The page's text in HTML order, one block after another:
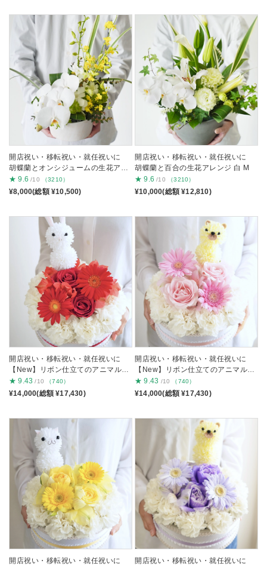
開店祝い・移転祝い・就任祝いに
胡蝶蘭とオンシジュームの生花アレ
ンジ 白 S
★ 9.6 /10 （3210）
¥8,000(総額 ¥10,500)
開店祝い・移転祝い・就任祝いに
胡蝶蘭と百合の生花アレンジ 白 M
★ 9.6 /10 （3210）
¥10,000(総額 ¥12,810)
開店祝い・移転祝い・就任祝いに
【New】リボン仕立てのアニマルフ
ラワーケーキ 赤
★ 9.43 /10 （740）
¥14,000(総額 ¥17,430)
開店祝い・移転祝い・就任祝いに
【New】リボン仕立てのアニマルフ
ラワーケーキ ピンク
★ 9.43 /10 （740）
¥14,000(総額 ¥17,430)
開店祝い・移転祝い・就任祝いに
開店祝い・移転祝い・就任祝いに